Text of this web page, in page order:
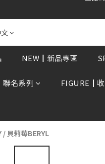
全館
NEW┃新品專區
名系列 FIGURE┃
/ 貝莉莓BERYL